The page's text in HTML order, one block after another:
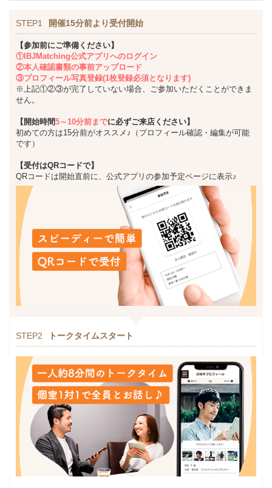
STEP1 開催15分前より受付開始
【参加前にご準備ください】
①IBJMatching公式アプリへのログイン
②本人確認書類の事前アップロード
③プロフィール写真登録(1枚登録必須となります)
※上記①②③が完了していない場合、ご参加いただくことができま
せん。
【開始時間5～10分前までに必ずご来店ください】
初めての方は15分前がオススメ♪（プロフィール確認・編集が可能
です）
【受付はQRコードで】
QRコードは開始直前に、公式アプリの参加予定ページに表示♪
STEP2 トークタイムスタート